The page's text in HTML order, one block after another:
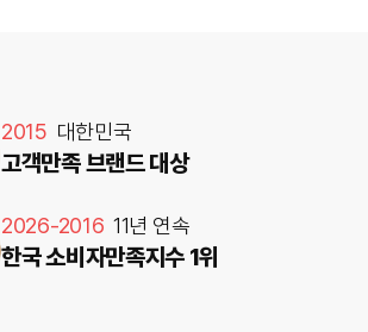
2015 대한민국
고객만족 브랜드 대상
2026-2016 11년 연속
한국 소비자만족지수 1위